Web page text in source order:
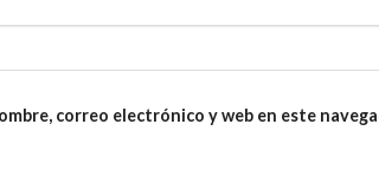
correo electrónico y web en este